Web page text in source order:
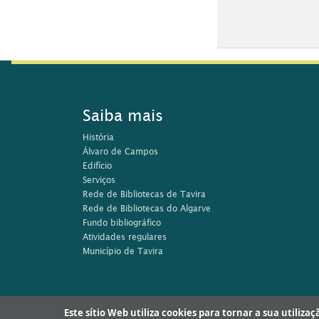
Imagem
Este sítio Web utiliza cookies para tornar a sua